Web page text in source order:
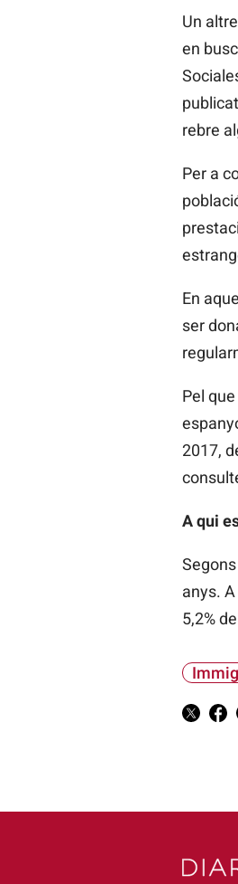
Un
en
rebre
Per a
En
ser
Pel
2017,
A qui
anys.
5,2%